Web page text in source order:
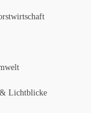
Lichtblicke